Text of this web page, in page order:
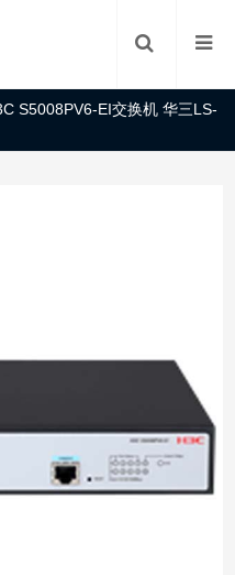
S5008PV6-EI交换机 华三LS-